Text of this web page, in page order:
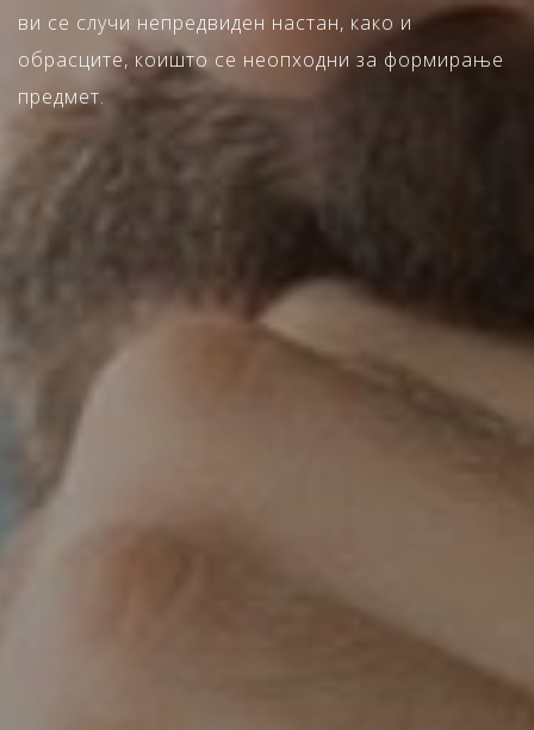
ви се случи непредвиден настан, како и
обрасците, коишто се неопходни за формирање
предмет.